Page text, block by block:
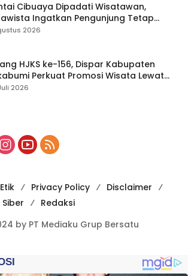
Cibuaya Dipadati Wisatawan,
Ingatkan Pengunjung Tetap
2026
HJKS ke-156, Dispar Kabupaten
Perkuat Promosi Wisata Lewat
Digital
2026
Privacy Policy
Disclaimer
Redaksi
by PT Mediaku Grup Bersatu